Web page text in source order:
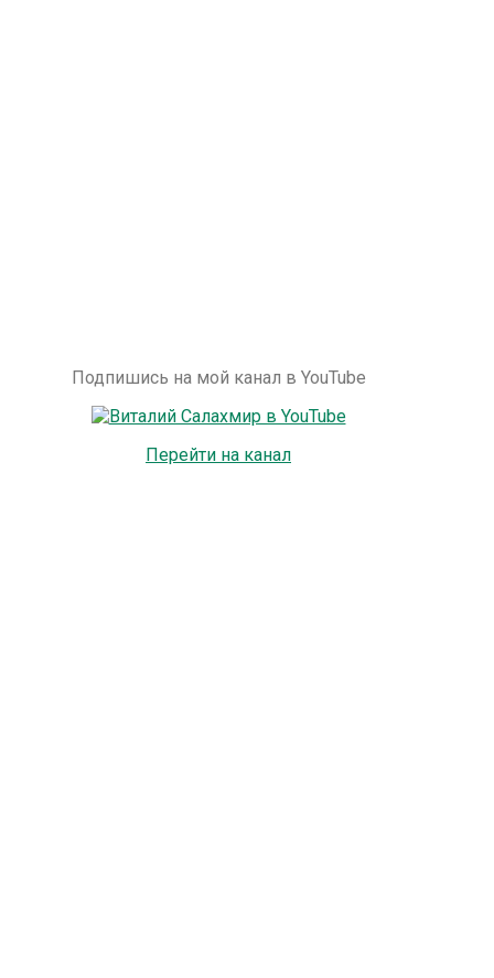
Подпишись на мой канал в YouTube
Перейти на канал